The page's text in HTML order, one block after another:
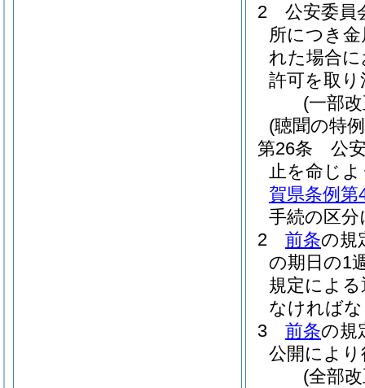
2
公安委員
所につき
れた場合
許可を取
(一部
(聴聞の特
第26条
公
止を命じ
賀県条例第
手続の区
2
前条の規
の期日の1
規定によ
なければ
3
前条の規
公開によ
(全部